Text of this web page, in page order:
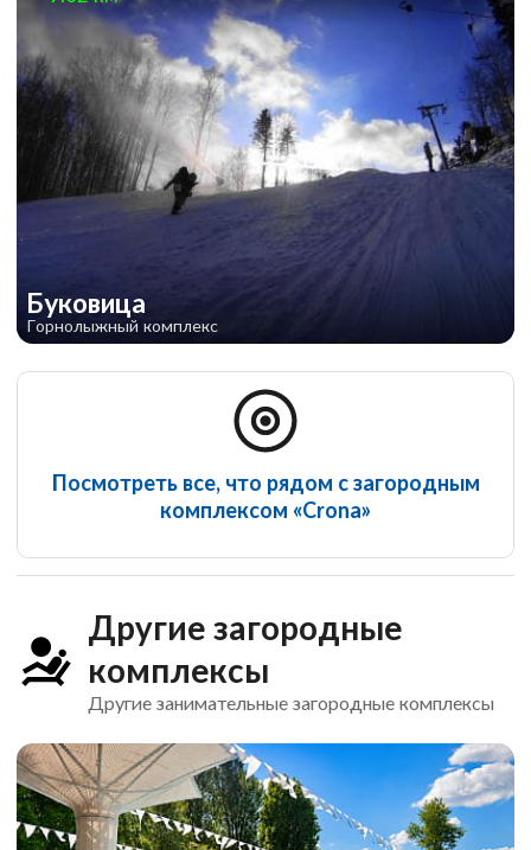
Буковица
Горнолыжный комплекс
Посмотреть все, что рядом с загородным
комплексом «Crona»
Другие загородные
комплексы
Другие занимательные загородные комплексы